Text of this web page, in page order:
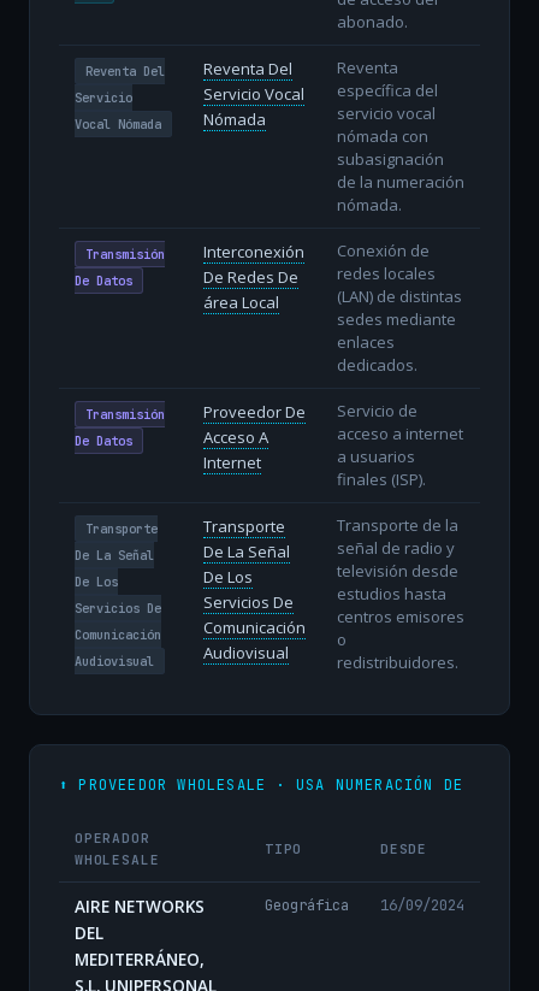
abonado.
Reventa Del
Servicio
Vocal Nómada
Reventa Del
Servicio Vocal
Nómada
Reventa
específica del
servicio vocal
nómada con
subasignación
de la numeración
nómada.
Transmisión
De Datos
Interconexión
De Redes De
área Local
Conexión de
redes locales
(LAN) de distintas
sedes mediante
enlaces
dedicados.
Transmisión
De Datos
Proveedor De
Acceso A
Internet
Servicio de
acceso a internet
a usuarios
finales (ISP).
Transporte
De La Señal
De Los
Servicios De
Comunicación
Audiovisual
Transporte
De La Señal
De Los
Servicios De
Comunicación
Audiovisual
Transporte de la
señal de radio y
televisión desde
estudios hasta
centros emisores
o
redistribuidores.
⬆️ PROVEEDOR WHOLESALE · USA NUMERACIÓN DE
OPERADOR
WHOLESALE
TIPO DESDE
AIRE NETWORKS
DEL
MEDITERRÁNEO,
S.L. UNIPERSONAL
Geográfica 16/09/2024